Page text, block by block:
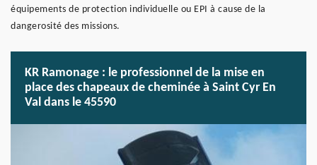
équipements de protection individuelle ou EPI à cause de la
dangerosité des missions.
KR Ramonage : le professionnel de la mise en
place des chapeaux de cheminée à Saint Cyr En
Val dans le 45590